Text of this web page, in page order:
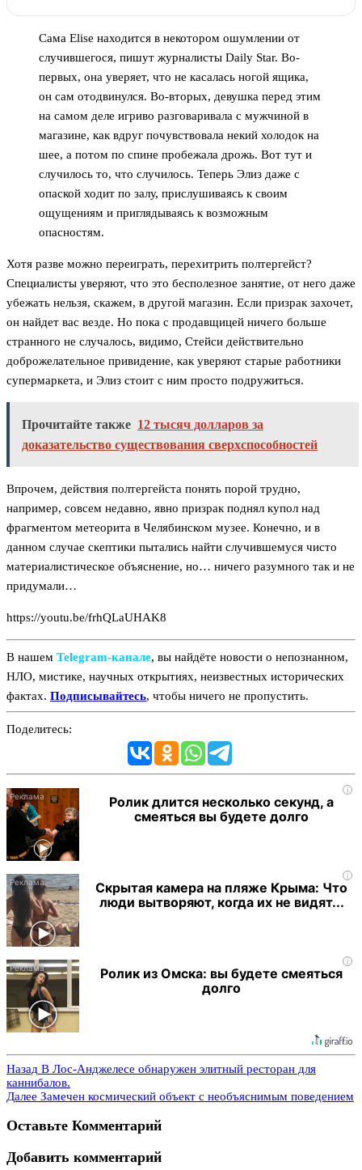
Сама Elise находится в некотором ошумлении от
случившегося, пишут журналисты Daily Star. Во-
первых, она уверяет, что не касалась ногой ящика,
он сам отодвинулся. Во-вторых, девушка перед этим
на самом деле игриво разговаривала с мужчиной в
магазине, как вдруг почувствовала некий холодок на
шее, а потом по спине пробежала дрожь. Вот тут и
случилось то, что случилось. Теперь Элиз даже с
опаской ходит по залу, прислушиваясь к своим
ощущениям и приглядываясь к возможным
опасностям.
Хотя разве можно переиграть, перехитрить полтергейст?
Специалисты уверяют, что это бесполезное занятие, от него даже
убежать нельзя, скажем, в другой магазин. Если призрак захочет,
он найдет вас везде. Но пока с продавщицей ничего больше
странного не случалось, видимо, Стейси действительно
доброжелательное привидение, как уверяют старые работники
супермаркета, и Элиз стоит с ним просто подружиться.
Прочитайте также 12 тысяч долларов за
доказательство существования сверхспособностей
Впрочем, действия полтергейста понять порой трудно,
например, совсем недавно, явно призрак поднял купол над
фрагментом метеорита в Челябинском музее. Конечно, и в
данном случае скептики пытались найти случившемуся чисто
материалистическое объяснение, но… ничего разумного так и не
придумали…
https://youtu.be/frhQLaUHAK8
В нашем Telegram‑канале, вы найдёте новости о непознанном,
НЛО, мистике, научных открытиях, неизвестных исторических
фактах. Подписывайтесь, чтобы ничего не пропустить.
Поделитесь:
i
Ролик длится несколько секунд, а
смеяться вы будете долго
i
Скрытая камера на пляже Крыма: Что
люди вытворяют, когда их не видят...
i
Ролик из Омска: вы будете смеяться
долго
Назад В Лос-Анджелесе обнаружен элитный ресторан для
каннибалов.
Далее Замечен космический объект с необъяснимым поведением
Оставьте Комментарий
Добавить комментарий